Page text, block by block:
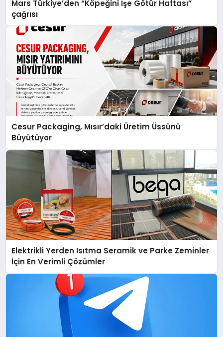
Mars Türkiye’den “Köpeğini İşe Götür Haftası”
çağrısı
Cesur Packaging, Mısır’daki Üretim Üssünü
Büyütüyor
Elektrikli Yerden Isıtma Seramik ve Parke Zeminler
İçin En Verimli Çözümler